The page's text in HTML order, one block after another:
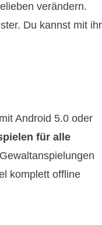
verändern.
Du kannst mit ihr
Android 5.0 oder
für alle
komplett offline